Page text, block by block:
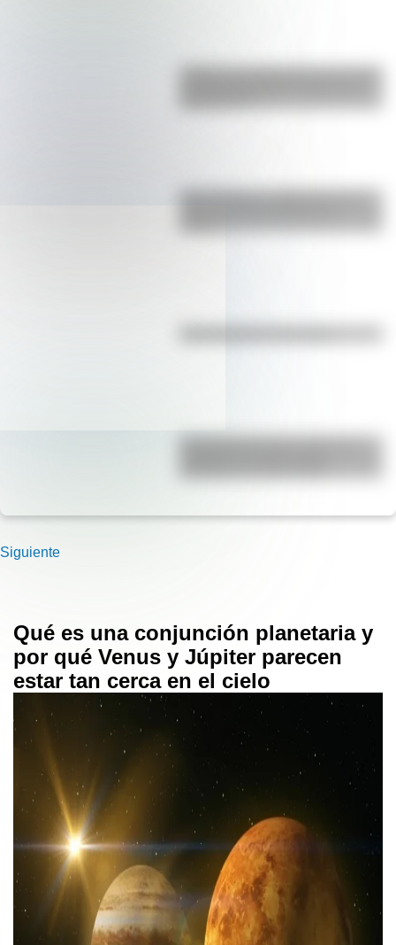
¿Sabías que Argentina tuvo la torre
San Cayetano: ¿quién fue y por
El Combate de San Lorenzo, el
Siguiente
Qué es una conjunción planetaria y
por qué Venus y Júpiter parecen
estar tan cerca en el cielo